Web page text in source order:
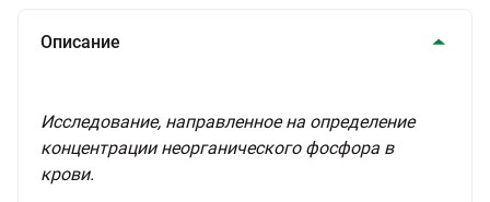
Описание
Исследование, направленное на определение
концентрации неорганического фосфора в
крови.